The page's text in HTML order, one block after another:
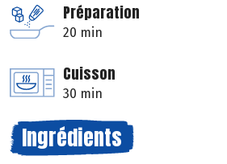
Préparation
20 min
Cuisson
30 min
Ingrédients